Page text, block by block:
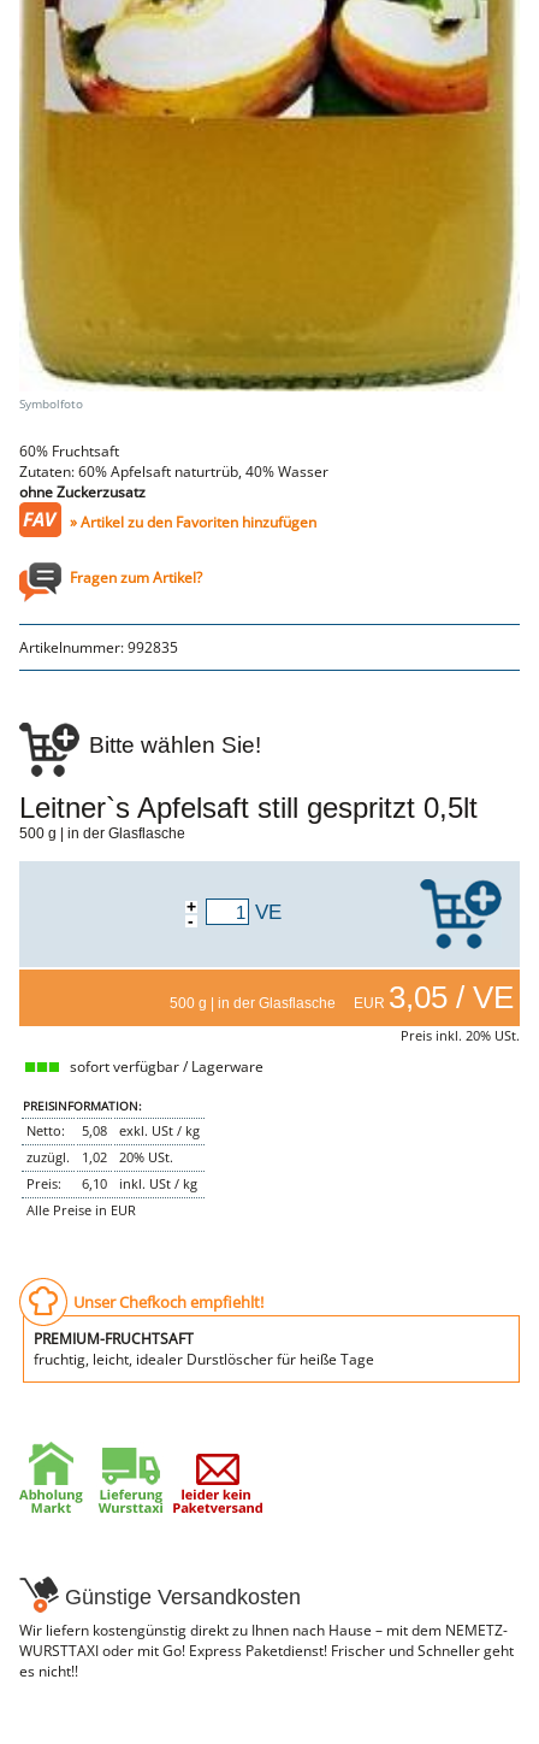
NEMETZ-DOGS
Hundefutter
nass
trocken
Belcando
60% Fruchtsaft
Zutaten: 60% Apfelsaft naturtrüb, 40% Wasser
ohne Zuckerzusatz
» Artikel zu den Favoriten hinzufügen
Fragen zum Artikel?
Artikelnummer:992835
Bitte wählen Sie!
Leitner`s Apfelsaft still gespritzt 0,5lt
500 g | in der Glasflasche
+
- VE
500 g | in der Glasflasche EUR 3,05 / VE
Preis inkl. 20% USt.
sofort verfügbar / Lagerware
PREISINFORMATION:
Netto: 5,08
exkl. USt / kg
zuzügl.
1,02
20% USt.
Preis:
6,10
inkl. USt / kg
Alle Preise in EUR
Unser Chefkoch empfiehlt!
PREMIUM-FRUCHTSAFT
fruchtig, leicht, idealer Durstlöscher für heiße Tage
Günstige Versandkosten
Wir liefern kostengünstig direkt zu Ihnen nach Hause – mit dem NEMETZ-
WURSTTAXI oder mit Go! Express Paketdienst! Frischer und Schneller geht
es nicht!!